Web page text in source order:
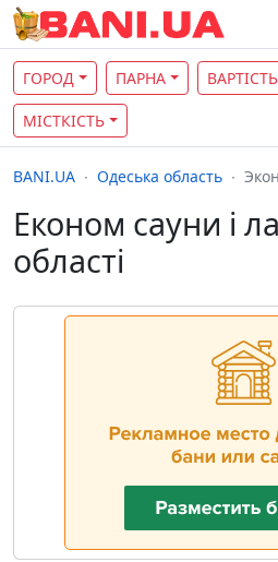
ГОРОД ПАРНА ВАРТІСТЬ
МІСТКІСТЬ
BANI.UA Одеська область
Економ сауни і
області